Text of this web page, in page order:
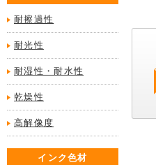
耐擦過性
耐光性
耐湿性・耐水性
乾燥性
高解像度
インク色材